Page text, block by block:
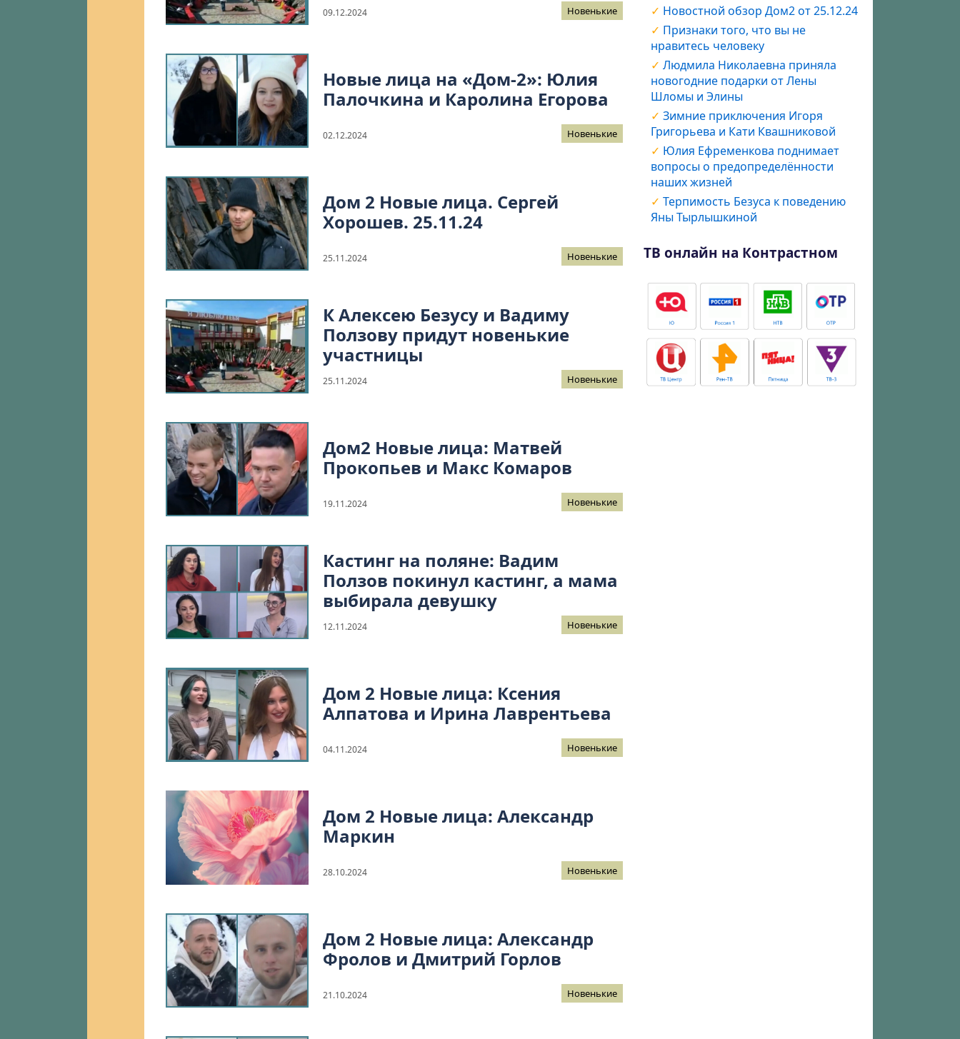
09.12.2024 Новенькие
Новые лица на «Дом-2»: Юлия
Палочкина и Каролина Егорова
02.12.2024 Новенькие
Дом 2 Новые лица. Сергей
Хорошев. 25.11.24
25.11.2024 Новенькие
К Алексею Безусу и Вадиму
Ползову придут новенькие
участницы
25.11.2024 Новенькие
Дом2 Новые лица: Матвей
Прокопьев и Макс Комаров
19.11.2024 Новенькие
Кастинг на поляне: Вадим
Ползов покинул кастинг, а мама
выбирала девушку
12.11.2024 Новенькие
Дом 2 Новые лица: Ксения
Алпатова и Ирина Лаврентьева
04.11.2024 Новенькие
Дом 2 Новые лица: Александр
Маркин
28.10.2024 Новенькие
Дом 2 Новые лица: Александр
Фролов и Дмитрий Горлов
21.10.2024 Новенькие
Новостной обзор Дом2 от 25.12.24
Признаки того, что вы не
нравитесь человеку
Людмила Николаевна приняла
новогодние подарки от Лены
Шломы и Элины
Зимние приключения Игоря
Григорьева и Кати Квашниковой
Юлия Ефременкова поднимает
вопросы о предопределённости
наших жизней
Терпимость Безуса к поведению
Яны Тырлышкиной
ТВ онлайн на Контрастном